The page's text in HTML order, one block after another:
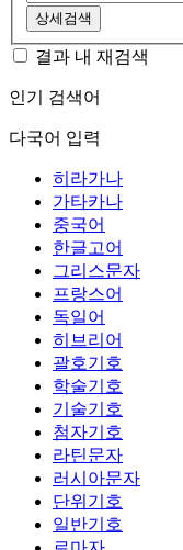
상세검색
결과 내 재검색
인기 검색어
다국어 입력
히라가나
가타카나
중국어
한글고어
그리스문자
프랑스어
독일어
히브리어
괄호기호
학술기호
기술기호
첨자기호
라틴문자
러시아문자
단위기호
일반기호